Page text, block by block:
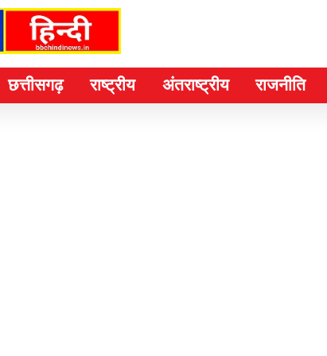
छत्तीसगढ़ राष्ट्रीय अंतराष्ट्रीय राजनीति